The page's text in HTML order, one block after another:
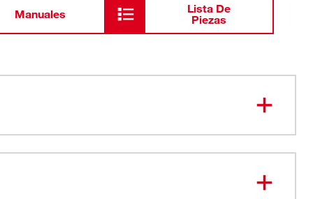
Manuales
Lista De
Piezas